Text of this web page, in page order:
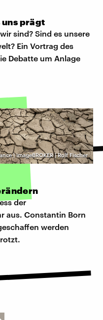
uns prägt
sind? Sind es unsere
Ein Vortrag des
Debatte um Anlage
| imageBROKER | Rolf Fischer
der
aus. Constantin Born
werden